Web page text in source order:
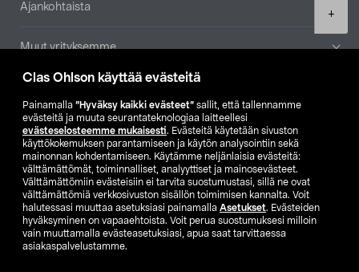
Clas Ohlson käyttää evästeitä
Painamalla ”Hyväksy kaikki evästeet” sallit, että tallennamme
evästeitä ja muuta seurantateknologiaa laitteellesi
evästeselosteemme mukaisesti. Evästeitä käytetään sivuston
käyttökokemuksen parantamiseen ja käytön analysointiin sekä
mainonnan kohdentamiseen. Käytämme neljänlaisia evästeitä:
välttämättömät, toiminnalliset, analyyttiset ja mainosevästeet.
Välttämättömiin evästeisiin ei tarvita suostumustasi, sillä ne ovat
välttämättömiä verkkosivuston sisällön toimimisen kannalta. Voit
halutessasi muuttaa asetuksiasi painamalla Asetukset. Evästeiden
hyväksyminen on vapaaehtoista. Voit perua suostumuksesi milloin
vain muuttamalla evästeasetuksiasi, apua saat tarvittaessa
asiakaspalvelustamme.
+
Ajankohtaista
Muut yrityksemme
Etsi myymälä
SE NO FI
FI SV